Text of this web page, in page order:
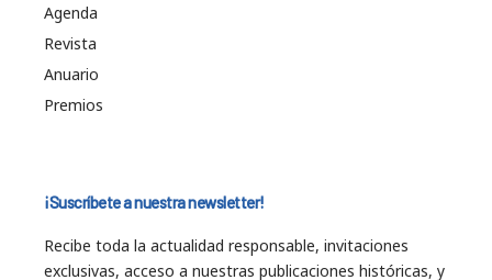
Agenda
Revista
Anuario
Premios
¡Suscríbete a nuestra newsletter!
Recibe toda la actualidad responsable, invitaciones
exclusivas, acceso a nuestras publicaciones históricas, y